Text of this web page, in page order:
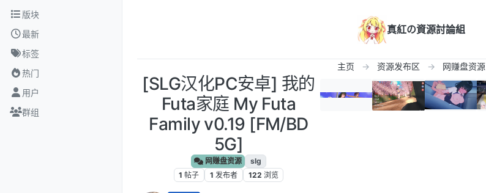
跳转至内容
版块
最新
标签
热门
用户
群组
真紅の資源討論組
主页 资源发布区 网赚盘资源
[SLG汉化PC安卓] 我的
Futa家庭 My Futa
Family v0.19 [FM/BD
5G]
网赚盘资源
slg
1 帖子 1 发布者 122 浏览